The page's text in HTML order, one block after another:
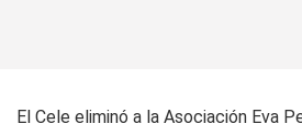
El Cele eliminó a la Asociación Eva